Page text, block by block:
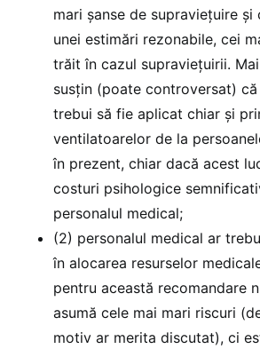
mari șanse de supraviețuire
unei estimări rezonabile, cei
trăit în cazul supraviețuirii.
susțin (poate controversat)
trebui să fie aplicat chiar și
ventilatoarelor de la
în prezent, chiar dacă acest
costuri psihologice
personalul medical;
(2) personalul medical ar
în alocarea resurselor
pentru această recomandare
asumă cele mai mari riscuri
motiv ar merita discutat), ci